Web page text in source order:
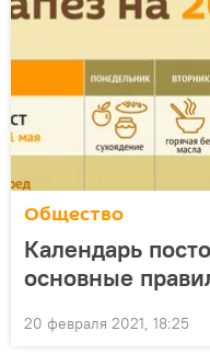
Общество
Календарь
основные
20 февраля 2021, 18:25